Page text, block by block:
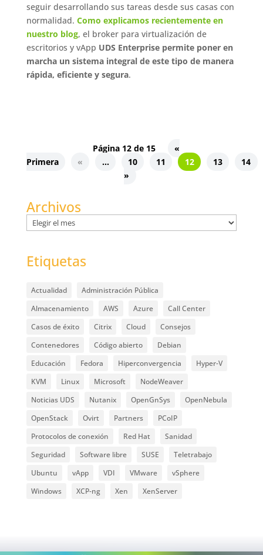
seguir desarrollando sus tareas desde sus casas con
normalidad. Como explicamos recientemente en
nuestro blog, el broker para virtualización de
escritorios y vApp UDS Enterprise permite poner en
marcha un sistema integral de este tipo de manera
rápida, eficiente y segura.
Página 12 de 15
«
Primera
« ... 10 11 12 13
14
»
Archivos
Archivos
Etiquetas
Actualidad
Administración Pública
Almacenamiento
AWS Azure
Call Center
Casos de éxito
Citrix Cloud
Consejos
Contenedores
Código abierto
Debian
Educación
Fedora Hiperconvergencia
Hyper-V
KVM
Linux Microsoft
NodeWeaver
Noticias UDS
Nutanix OpenGnSys
OpenNebula
OpenStack
Ovirt Partners
PCoIP
Protocolos de conexión
Red Hat
Sanidad
Seguridad
Software libre SUSE
Teletrabajo
Ubuntu
vApp VDI VMware
vSphere
Windows
XCP-ng Xen XenServer